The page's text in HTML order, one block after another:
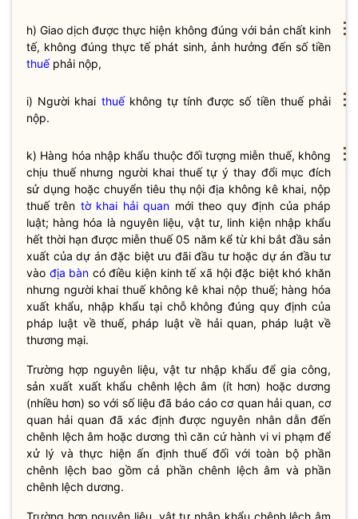
h) Giao dịch được thực hiện không đúng với bản chất kinh
tế, không đúng thực tế phát sinh, ảnh hưởng đến số tiền
thuếphải nộp,
i) Người khai thuếkhông tự tính được số tiền thuếphải
nộp.
k) Hàng hóa nhập khẩu thuộc đối tượng miễn thuế, không
chịu thuế nhưng người khai thuế tự ý thay đổi mục đích
sử dụng hoặc chuyển tiêu thụ nội địa không kê khai, nộp
thuế trên tờ khai hải quan mới theo quy định của pháp
luật; hàng hóa là nguyên liệu, vật tư, linh kiện nhập khẩu
hết thời hạn được miễn thuế05 năm kể từ khi bắt đầu sản
xuất của dự án đặc biệt ưu đãi đầu tư hoặc dự án đầu tư
vào địa bàn có điều kiện kinh tế xã hội đặc biệt khó khăn
nhưng người khai thuế không kê khai nộp thuế; hàng hóa
xuất khẩu, nhập khẩu tại chỗ không đúng quy định của
pháp luật về thuế, pháp luậtvề hải quan, pháp luậtvề
thương mại.
Trường hợp nguyên liệu, vật tư nhập khẩu để gia công,
sản xuất xuất khẩu chênh lệch âm (ít hơn) hoặc dương
(nhiều hơn) so với số liệu đã báo cáo cơ quan hải quan, cơ
quan hải quan đã xác định được nguyên nhân dẫn đến
chênh lệch âm hoặc dương thì căn cứ hành vi vi phạm để
xử lý và thực hiện ấn định thuế đối với toàn bộ phần
chênh lệch bao gồm cả phần chênh lệch âm và phần
chênh lệch dương.
Trường hợp nguyên liệu, vật tư nhập khẩu chênh lệch âm
⋮
⋮
⋮